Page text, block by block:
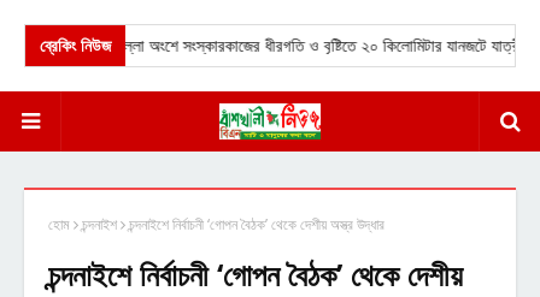
ব্রেকিং নিউজ
মহাসড়কের কুমিল্লা অংশে সংস্কারকাজের ধীরগতি ও বৃষ্টিতে ২০ কিলোমিটার যানজটে যাত্রীদের
হোম চন্দনাইশ চন্দনাইশে নির্বাচনী ‘গোপন বৈঠক’ থেকে দেশীয় অস্ত্র উদ্ধার
চন্দনাইশে নির্বাচনী ‘গোপন বৈঠক’ থেকে দেশীয়